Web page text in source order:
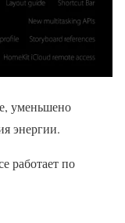
уменьшено
энергии.
работает по